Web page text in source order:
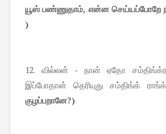
யூஸ் பண்ணுதாம், என்ன செய்யப்போறே
)
12. வில்லன் - நான் ஏதோ
இப்போதான் தெரியுது சம்திங்க்
குழப்பறானே?)